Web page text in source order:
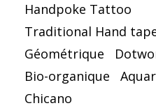
Handpoke Tattoo
Traditional Hand
Géométrique
Bio-organique
Chicano